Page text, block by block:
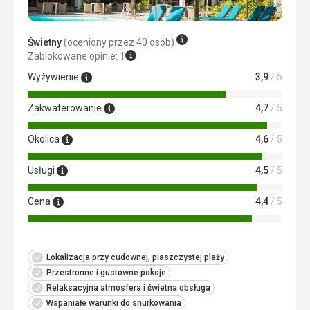
obsługa była idealna
Zakwaterowanie
Miły nocleg, mimo że mieszkaliśmy w starszym
apartamencie. Czysty, dobrze wyposażony, doskonała
Usługi
Nie możemy narzekać na sprzątanie, dowóz wody i
uzupełnianie lodówki były świetne.
Ta recenzja została automatycznie przetłumaczona za
pomocą Google Translate
Świetny(oceniony przez 40 osób)
Zablokowane opinie: 1
Wyżywienie
3,9 / 5
Zakwaterowanie 4,7 / 5
Okolica 4,6 / 5
Usługi 4,5 / 5
Cena 4,4 / 5
Lokalizacja przy cudownej, piaszczystej plaży
Przestronne i gustowne pokoje
Relaksacyjna atmosfera i świetna obsługa
Wspaniałe warunki do snurkowania